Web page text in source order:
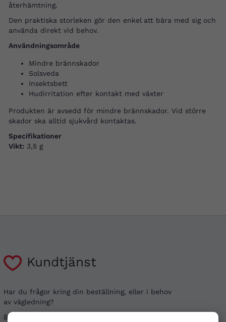
återhämtning.
Den praktiska storleken gör den enkel att bära med sig och
använda direkt vid behov.
Användningsområde
Mindre brännskador
Solsveda
Insektsbett
Hudirritation efter kontakt med växter
Produkten är avsedd för mindre brännskador. Vid större
skador ska alltid sjukvård kontaktas.
Specifikationer
Vikt: 3,5 g
Kundtjänst
Har du frågor kring din beställning, eller i behov
av vägledning?
Besök gärna våra